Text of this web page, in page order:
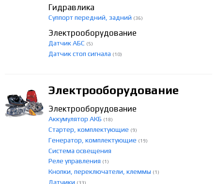
Гидравлика
Суппорт передний, задний (36)
Электрооборудование
Датчик АБС (5)
Датчик стоп сигнала (10)
Электрооборудование
Электрооборудование
Аккумулятор АКБ (18)
Стартер, комплектующие (9)
Генератор, комплектующие (19)
Система освещения
Реле управления (1)
Кнопки, переключатели, клеммы (1)
Датчики (33)